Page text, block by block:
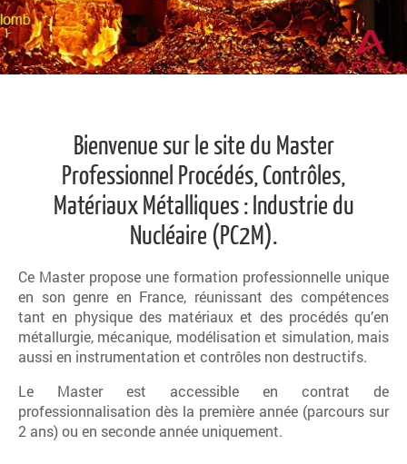
Bienvenue sur le site du Master
Professionnel Procédés, Contrôles,
Matériaux Métalliques : Industrie du
Nucléaire (PC2M).
Ce Master propose une formation professionnelle unique
en son genre en France, réunissant des compétences
tant en physique des matériaux et des procédés qu’en
métallurgie, mécanique, modélisation et simulation, mais
aussi en instrumentation et contrôles non destructifs.
Le Master est accessible en contrat de
professionnalisation dès la première année (parcours sur
2 ans) ou en seconde année uniquement.